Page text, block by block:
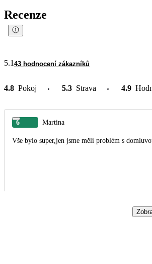
Recenze
5.1 43 hodnocení zákazníků
4.8 Pokoj 5.3 Strava 4.9
6 Martina
Vše bylo super,jen jsme měli problém s